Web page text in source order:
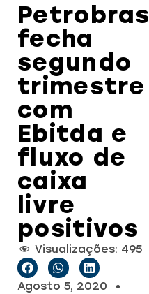
Petrobras
fecha
segundo
trimestre
com
Ebitda e
fluxo de
caixa
livre
positivos
Visualizações: 495
Agosto 5, 2020